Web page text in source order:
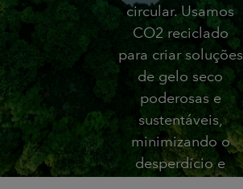
circular. Usamos
CO2 reciclado
para criar soluções
de gelo seco
poderosas e
sustentáveis,
minimizando o
desperdício e